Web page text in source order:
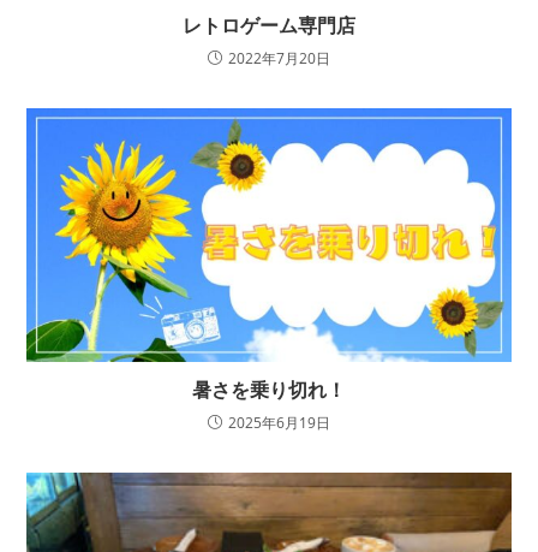
レトロゲーム専門店
2022年7月20日
暑さを乗り切れ！
2025年6月19日